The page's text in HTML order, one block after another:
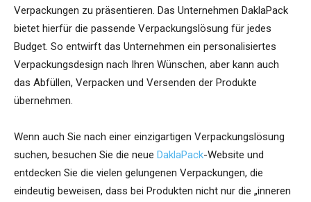
Verpackungen zu präsentieren. Das Unternehmen DaklaPack
bietet hierfür die passende Verpackungslösung für jedes
Budget. So entwirft das Unternehmen ein personalisiertes
Verpackungsdesign nach Ihren Wünschen, aber kann auch
das Abfüllen, Verpacken und Versenden der Produkte
übernehmen.
Wenn auch Sie nach einer einzigartigen Verpackungslösung
suchen, besuchen Sie die neue DaklaPack-Website und
entdecken Sie die vielen gelungenen Verpackungen, die
eindeutig beweisen, dass bei Produkten nicht nur die „inneren